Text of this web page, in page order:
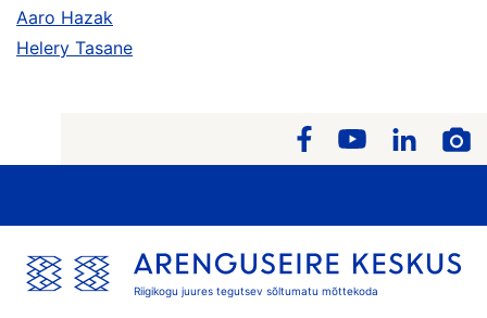
Aaro Hazak
Helery Tasane
Riigikogu juures tegutsev sõltumatu mõttekoda